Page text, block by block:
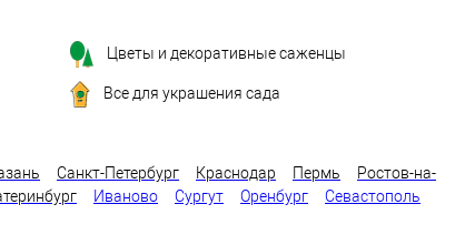
Цветы и декоративные саженцы
Все для украшения сада
Санкт-Петербург Краснодар Пермь
Ростов-на-
Иваново Сургут Оренбург
Севастополь